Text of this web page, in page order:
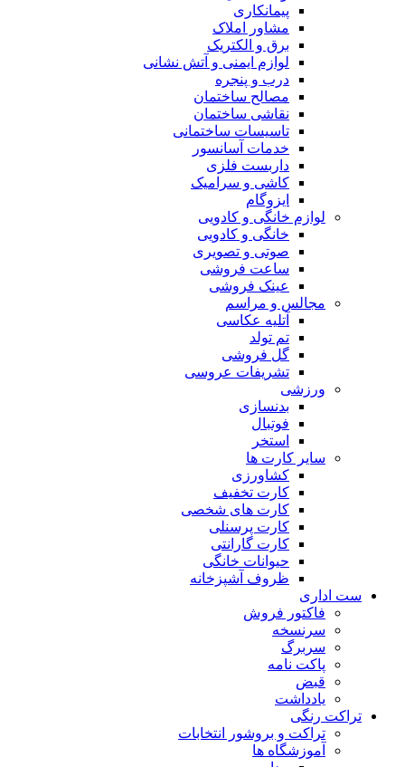
پیمانکاری
مشاور املاک
برق و الکتریک
لوازم ایمنی و آتش نشانی
درب و پنجره
مصالح ساختمان
نقاشی ساختمان
تاسیسات ساختمانی
خدمات آسانسور
داربست فلزی
کاشی و سرامیک
ایزوگام
لوازم خانگی و کادویی
خانگی و کادویی
صوتی و تصویری
ساعت فروشی
عینک فروشی
مجالس و مراسم
آتلیه عکاسی
تم تولد
گل فروشی
تشریفات عروسی
ورزشی
بدنسازی
فوتبال
استخر
سایر کارت ها
کشاورزی
کارت تخفیف
کارت های شخصی
کارت پرسنلی
کارت گارانتی
حیوانات خانگی
ظروف آشپزخانه
ست اداری
فاکتور فروش
سرنسخه
سربرگ
پاکت نامه
قبض
یادداشت
تراکت رنگی
تراکت و بروشور انتخابات
آموزشگاه ها